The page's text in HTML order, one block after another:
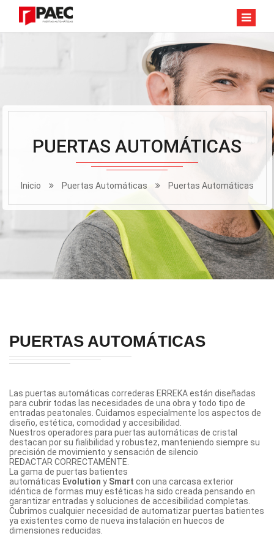
PUERTAS AUTOMÁTICAS
Inicio Puertas Automáticas Puertas Automáticas
PUERTAS AUTOMÁTICAS
Las puertas automáticas correderas ERREKA están diseñadas
para cubrir todas las necesidades de una obra y todo tipo de
entradas peatonales. Cuidamos especialmente los aspectos de
diseño, estética, comodidad y accesibilidad.
Nuestros operadores para puertas automáticas de cristal
destacan por su fialibilidad y robustez, manteniendo siempre su
precisión de movimiento y sensación de silencio
REDACTAR CORRECTAMENTE.
La gama de puertas batientes
automáticas Evolution y Smart con una carcasa exterior
idéntica de formas muy estéticas ha sido creada pensando en
garantizar entradas y soluciones de accesibilidad completas.
Cubrimos cualquier necesidad de automatizar puertas batientes
ya existentes como de nueva instalación en huecos de
dimensiones reducidas.